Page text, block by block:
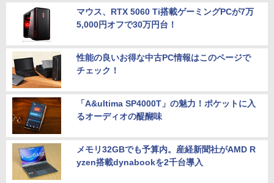
マウス、RTX 5060 Ti搭載ゲーミングPCが7万
5,000円オフで30万円台！
性能の良いお得な中古PC情報はこのページで
チェック！
「A&ultima SP4000T」の魅力！ポケットに入
るオーディオの醍醐味
メモリ32GBでも予算内。産経新聞社がAMD R
yzen搭載dynabookを2千台導入